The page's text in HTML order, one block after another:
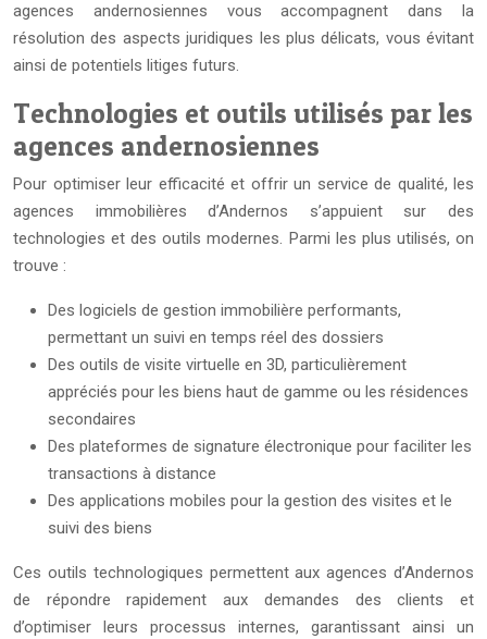
agences andernosiennes vous accompagnent dans la
résolution des aspects juridiques les plus délicats, vous évitant
ainsi de potentiels litiges futurs.
Technologies et outils utilisés par les
agences andernosiennes
Pour optimiser leur efficacité et offrir un service de qualité, les
agences immobilières d’Andernos s’appuient sur des
technologies et des outils modernes. Parmi les plus utilisés, on
trouve :
Des logiciels de gestion immobilière performants,
permettant un suivi en temps réel des dossiers
Des outils de visite virtuelle en 3D, particulièrement
appréciés pour les biens haut de gamme ou les résidences
secondaires
Des plateformes de signature électronique pour faciliter les
transactions à distance
Des applications mobiles pour la gestion des visites et le
suivi des biens
Ces outils technologiques permettent aux agences d’Andernos
de répondre rapidement aux demandes des clients et
d’optimiser leurs processus internes, garantissant ainsi un